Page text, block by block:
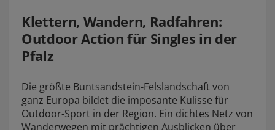
Klettern, Wandern, Radfahren:
Outdoor Action für Singles in der
Pfalz
Die größte Buntsandstein-Felslandschaft von
ganz Europa bildet die imposante Kulisse für
Outdoor-Sport in der Region. Ein dichtes Netz von
Wanderwegen mit prächtigen Ausblicken über